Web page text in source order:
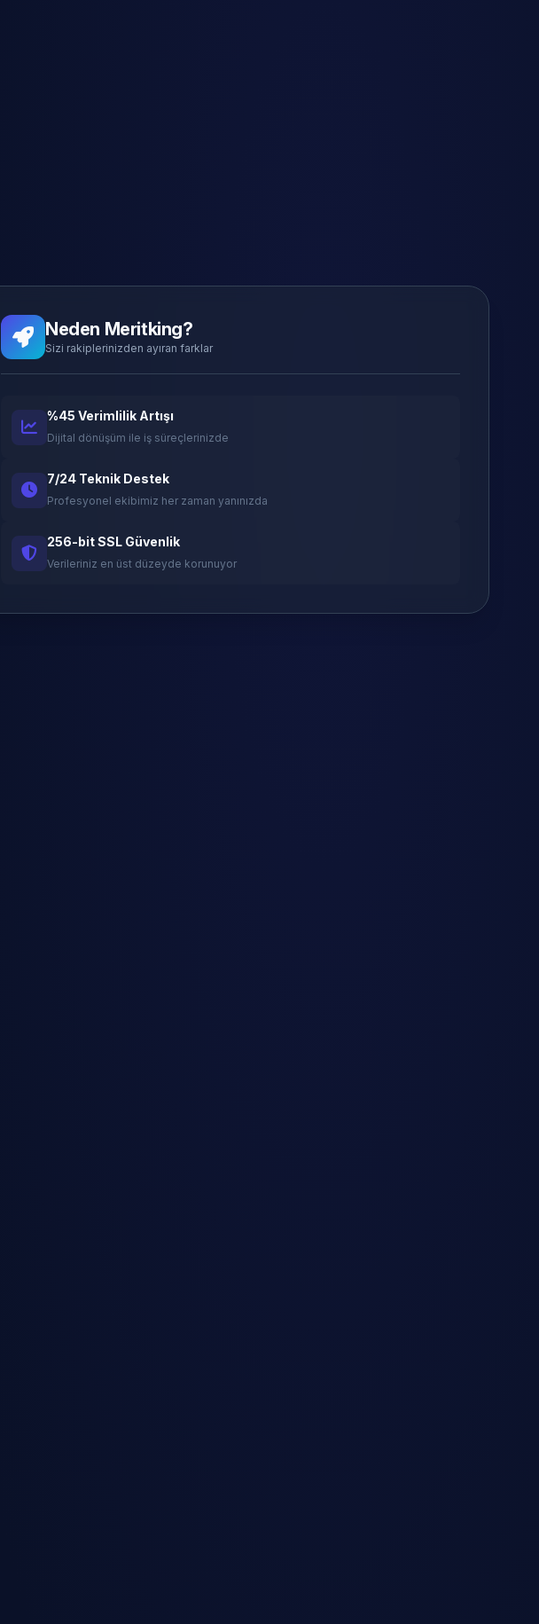
Neden Meritking?
Sizi rakiplerinizden ayıran farklar
%45 Verimlilik Artışı
Dijital dönüşüm ile iş süreçlerinizde
7/24 Teknik Destek
Profesyonel ekibimiz her zaman yanınızda
256-bit SSL Güvenlik
Verileriniz en üst düzeyde korunuyor